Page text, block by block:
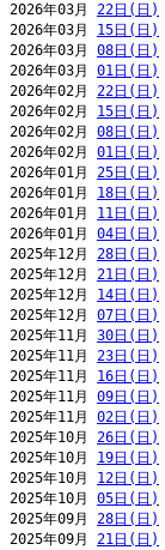
2026年03月 22日(日)
2026年03月 15日(日)
2026年03月 08日(日)
2026年03月 01日(日)
2026年02月 22日(日)
2026年02月 15日(日)
2026年02月 08日(日)
2026年02月 01日(日)
2026年01月 25日(日)
2026年01月 18日(日)
2026年01月 11日(日)
2026年01月 04日(日)
2025年12月 28日(日)
2025年12月 21日(日)
2025年12月 14日(日)
2025年12月 07日(日)
2025年11月 30日(日)
2025年11月 23日(日)
2025年11月 16日(日)
2025年11月 09日(日)
2025年11月 02日(日)
2025年10月 26日(日)
2025年10月 19日(日)
2025年10月 12日(日)
2025年10月 05日(日)
2025年09月 28日(日)
2025年09月 21日(日)